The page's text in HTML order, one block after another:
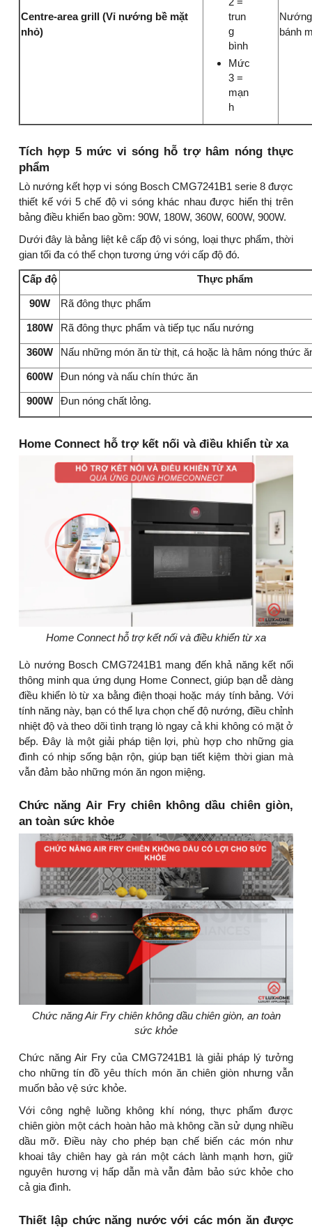
Centre-area grill (Vỉ nướng bề mặt
nhỏ)
trun
g
bình
Mức
3 =
mạn
h
bánh
Tích hợp 5 mức vi sóng hỗ trợ hâm nóng thực
phẩm
Lò nướng kết hợp vi sóng Bosch CMG7241B1 serie 8 được
thiết kế với 5 chế độ vi sóng khác nhau được hiển thị trên
bảng điều khiển bao gồm: 90W, 180W, 360W, 600W, 900W.
Dưới đây là bảng liệt kê cấp độ vi sóng, loại thực phẩm, thời
gian tối đa có thể chọn tương ứng với cấp độ đó.
Cấp độ Thực phẩm
90W Rã đông thực phẩm
180W Rã đông thực phẩm và tiếp tục nấu nướng
360W Nấu những món ăn từ thịt, cá hoặc là hâm nóng thức
600W Đun nóng và nấu chín thức ăn
900W Đun nóng chất lỏng.
Home Connect hỗ trợ kết nối và điều khiển từ xa
Home Connect hỗ trợ kết nối và điều khiển từ xa
Lò nướng Bosch CMG7241B1 mang đến khả năng kết nối
thông minh qua ứng dụng Home Connect, giúp bạn dễ dàng
điều khiển lò từ xa bằng điện thoại hoặc máy tính bảng. Với
tính năng này, bạn có thể lựa chọn chế độ nướng, điều chỉnh
nhiệt độ và theo dõi tình trạng lò ngay cả khi không có mặt ở
bếp. Đây là một giải pháp tiện lợi, phù hợp cho những gia
đình có nhịp sống bận rộn, giúp bạn tiết kiệm thời gian mà
vẫn đảm bảo những món ăn ngon miệng.
Chức năng Air Fry chiên không dầu chiên giòn,
an toàn sức khỏe
Chức năng Air Fry chiên không dầu chiên giòn, an toàn
sức khỏe
Chức năng Air Fry của CMG7241B1 là giải pháp lý tưởng
cho những tín đồ yêu thích món ăn chiên giòn nhưng vẫn
muốn bảo vệ sức khỏe.
Với công nghệ luồng không khí nóng, thực phẩm được
chiên giòn một cách hoàn hảo mà không cần sử dụng nhiều
dầu mỡ. Điều này cho phép bạn chế biến các món như
khoai tây chiên hay gà rán một cách lành mạnh hơn, giữ
nguyên hương vị hấp dẫn mà vẫn đảm bảo sức khỏe cho
cả gia đình.
Thiết lập chức năng nước với các món ăn được